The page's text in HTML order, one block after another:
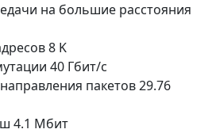
на большие расстояния
8 K
40 Гбит/с
пакетов 29.76
4.1 Мбит